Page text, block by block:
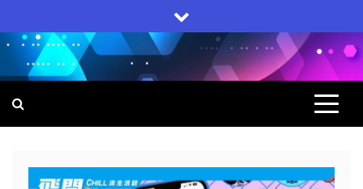
to
content
飛聞
集科技, 生活, 電子產品一身的網上雜誌